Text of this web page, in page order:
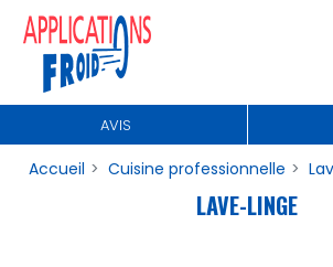
AVIS
Accueil Cuisine professionnelle
LAVE-LINGE
Panneau de gestion des cookies